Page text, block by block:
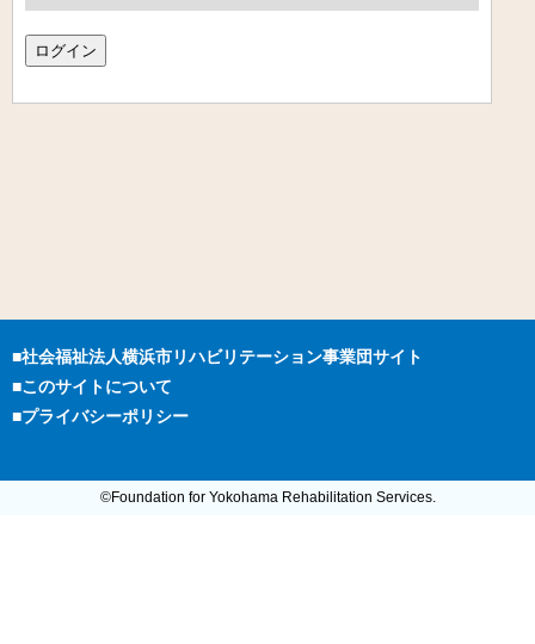
ログイン
■社会福祉法人横浜市リハビリテーション事業団サイト
■このサイトについて
■プライバシーポリシー
©Foundation for Yokohama Rehabilitation Services.